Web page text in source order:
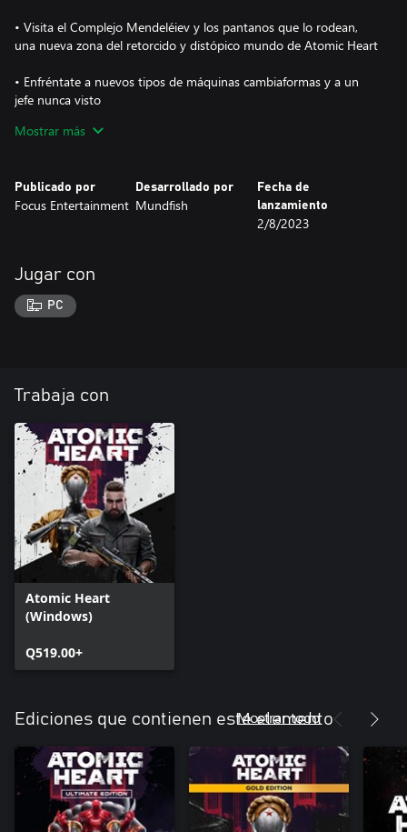
• Visita el Complejo Mendeléiev y los pantanos que lo rodean,
una nueva zona del retorcido y distópico mundo de Atomic Heart
• Enfréntate a nuevos tipos de máquinas cambiaformas y a un
jefe nunca visto
• Desbloquea dos armas nuevas: la Podadora, un arma a
• Mejora el guante polimérico con la nueva habilidad
Tecnoestasis, que te permite manipular el tiempo.
Mostrar más
Publicado por
Focus Entertainment
Desarrollado por
Mundfish
Fecha de
lanzamiento
2/8/2023
Jugar con
PC
Trabaja con
Atomic Heart
(Windows)
Q519.00+
Ediciones que contienen este elemento
Mostrar todo